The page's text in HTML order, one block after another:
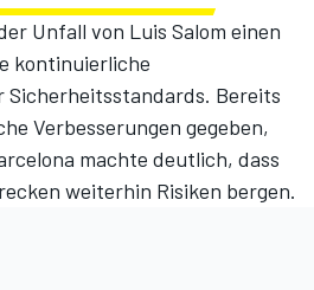
Unfall von Luis Salom einen
kontinuierliche
Bereits
Verbesserungen gegeben,
machte deutlich, dass
weiterhin Risiken bergen.